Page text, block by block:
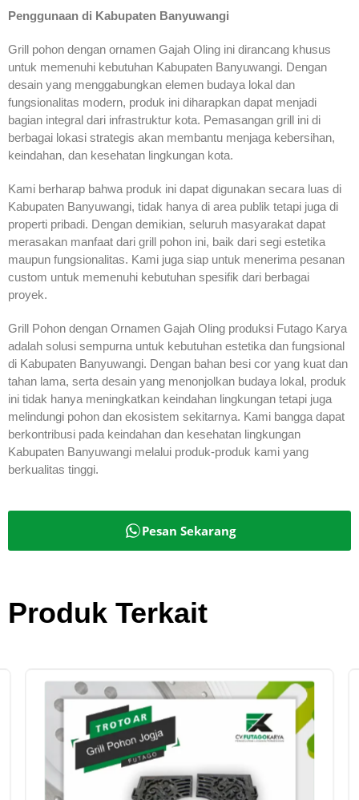
Penggunaan di Kabupaten Banyuwangi
Grill pohon dengan ornamen Gajah Oling ini dirancang khusus
untuk memenuhi kebutuhan Kabupaten Banyuwangi. Dengan
desain yang menggabungkan elemen budaya lokal dan
fungsionalitas modern, produk ini diharapkan dapat menjadi
bagian integral dari infrastruktur kota. Pemasangan grill ini di
berbagai lokasi strategis akan membantu menjaga kebersihan,
keindahan, dan kesehatan lingkungan kota.
Kami berharap bahwa produk ini dapat digunakan secara luas di
Kabupaten Banyuwangi, tidak hanya di area publik tetapi juga di
properti pribadi. Dengan demikian, seluruh masyarakat dapat
merasakan manfaat dari grill pohon ini, baik dari segi estetika
maupun fungsionalitas. Kami juga siap untuk menerima pesanan
custom untuk memenuhi kebutuhan spesifik dari berbagai
proyek.
Grill Pohon dengan Ornamen Gajah Oling produksi Futago Karya
adalah solusi sempurna untuk kebutuhan estetika dan fungsional
di Kabupaten Banyuwangi. Dengan bahan besi cor yang kuat dan
tahan lama, serta desain yang menonjolkan budaya lokal, produk
ini tidak hanya meningkatkan keindahan lingkungan tetapi juga
melindungi pohon dan ekosistem sekitarnya. Kami bangga dapat
berkontribusi pada keindahan dan kesehatan lingkungan
Kabupaten Banyuwangi melalui produk-produk kami yang
berkualitas tinggi.
Pesan Sekarang
Produk Terkait